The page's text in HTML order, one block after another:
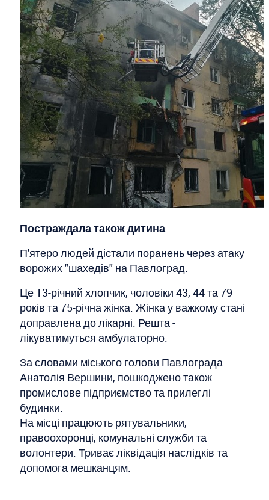
Постраждала також дитина
П'ятеро людей дістали поранень через атаку
ворожих "шахедів" на Павлоград.
Це 13-річний хлопчик, чоловіки 43, 44 та 79
років та 75-річна жінка. Жінка у важкому стані
доправлена до лікарні. Решта -
лікуватимуться амбулаторно.
За словами міського голови Павлограда
Анатолія Вершини, пошкоджено також
промислове підприємство та прилеглі
будинки.
На місці працюють рятувальники,
правоохоронці, комунальні служби та
волонтери. Триває ліквідація наслідків та
допомога мешканцям.